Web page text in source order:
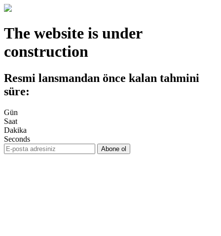
The website is under
construction
Resmi lansmandan önce kalan tahmini
süre:
Gün
Saat
Dakika
Seconds